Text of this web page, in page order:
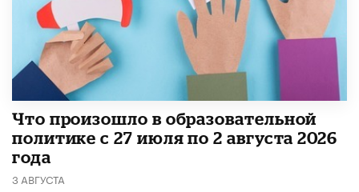
​Что произошло в образовательной
политике с 27 июля по 2 августа 2026
года
3 АВГУСТА